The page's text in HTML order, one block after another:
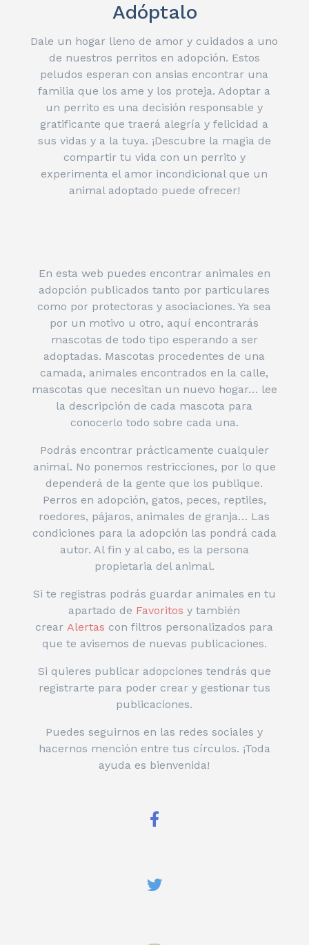
Adóptalo
Dale un hogar lleno de amor y cuidados a uno
de nuestros perritos en adopción. Estos
peludos esperan con ansias encontrar una
familia que los ame y los proteja. Adoptar a
un perrito es una decisión responsable y
gratificante que traerá alegría y felicidad a
sus vidas y a la tuya. ¡Descubre la magia de
compartir tu vida con un perrito y
experimenta el amor incondicional que un
animal adoptado puede ofrecer!
En esta web puedes encontrar animales en
adopción publicados tanto por particulares
como por protectoras y asociaciones. Ya sea
por un motivo u otro, aquí encontrarás
mascotas de todo tipo esperando a ser
adoptadas. Mascotas procedentes de una
camada, animales encontrados en la calle,
mascotas que necesitan un nuevo hogar… lee
la descripción de cada mascota para
conocerlo todo sobre cada una.
Podrás encontrar prácticamente cualquier
animal. No ponemos restricciones, por lo que
dependerá de la gente que los publique.
Perros en adopción, gatos, peces, reptiles,
roedores, pájaros, animales de granja… Las
condiciones para la adopción las pondrá cada
autor. Al fin y al cabo, es la persona
propietaria del animal.
Si te registras podrás guardar animales en tu
apartado de Favoritos y también
crear Alertas con filtros personalizados para
que te avisemos de nuevas publicaciones.
Si quieres publicar adopciones tendrás que
registrarte para poder crear y gestionar tus
publicaciones.
Puedes seguirnos en las redes sociales y
hacernos mención entre tus círculos. ¡Toda
ayuda es bienvenida!